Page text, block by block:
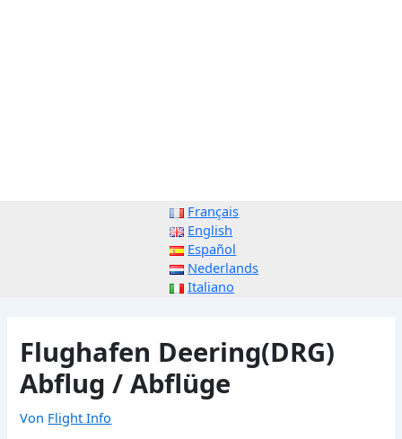
Français
English
Español
Nederlands
Italiano
Flughafen Deering(DRG)
Abflug / Abflüge
Von Flight Info